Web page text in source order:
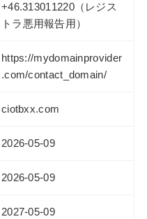
+46.313011220（レジス
トラ悪用報告用）
https://mydomainprovider
.com/contact_domain/
ciotbxx.com
2026-05-09
2026-05-09
2027-05-09